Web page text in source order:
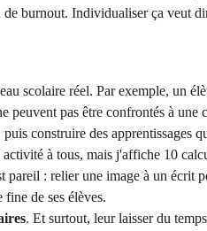
burnout. Individualiser ça veut
scolaire réel. Par exemple, un
peuvent pas être confrontés à une
puis construire des apprentissages
à tous, mais j'affiche 10
pareil : relier une image à un écrit
de ses élèves.
. Et surtout, leur laisser du